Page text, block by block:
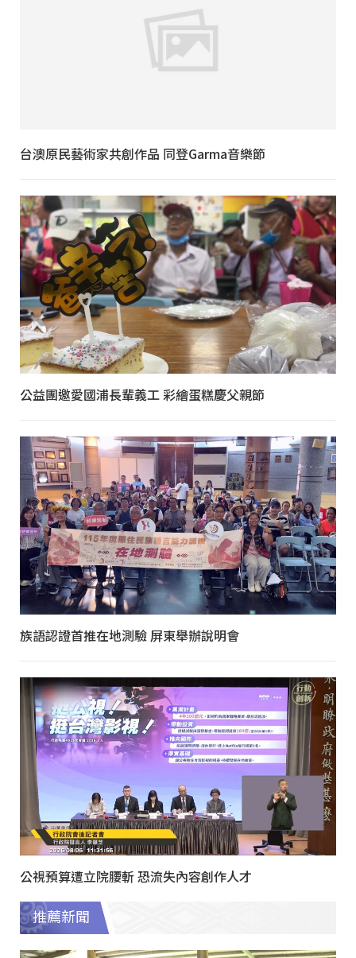
台澳原民藝術家共創作品 同登Garma音樂節
公益團邀愛國浦長輩義工 彩繪蛋糕慶父親節
族語認證首推在地測驗 屏東舉辦說明會
公視預算遭立院腰斬 恐流失內容創作人才
推薦新聞